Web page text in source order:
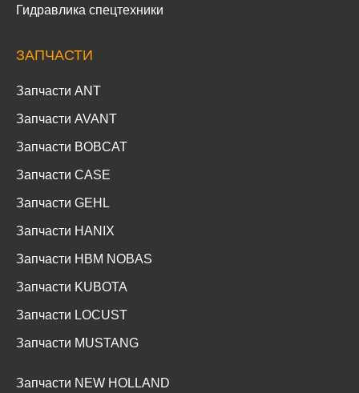
Гидравлика спецтехники
ЗАПЧАСТИ
Запчасти ANT
Запчасти AVANT
Запчасти BOBCAT
Запчасти CASE
Запчасти GEHL
Запчасти HANIX
Запчасти HBM NOBAS
Запчасти KUBOTA
Запчасти LOCUST
Запчасти MUSTANG
Запчасти NEW HOLLAND